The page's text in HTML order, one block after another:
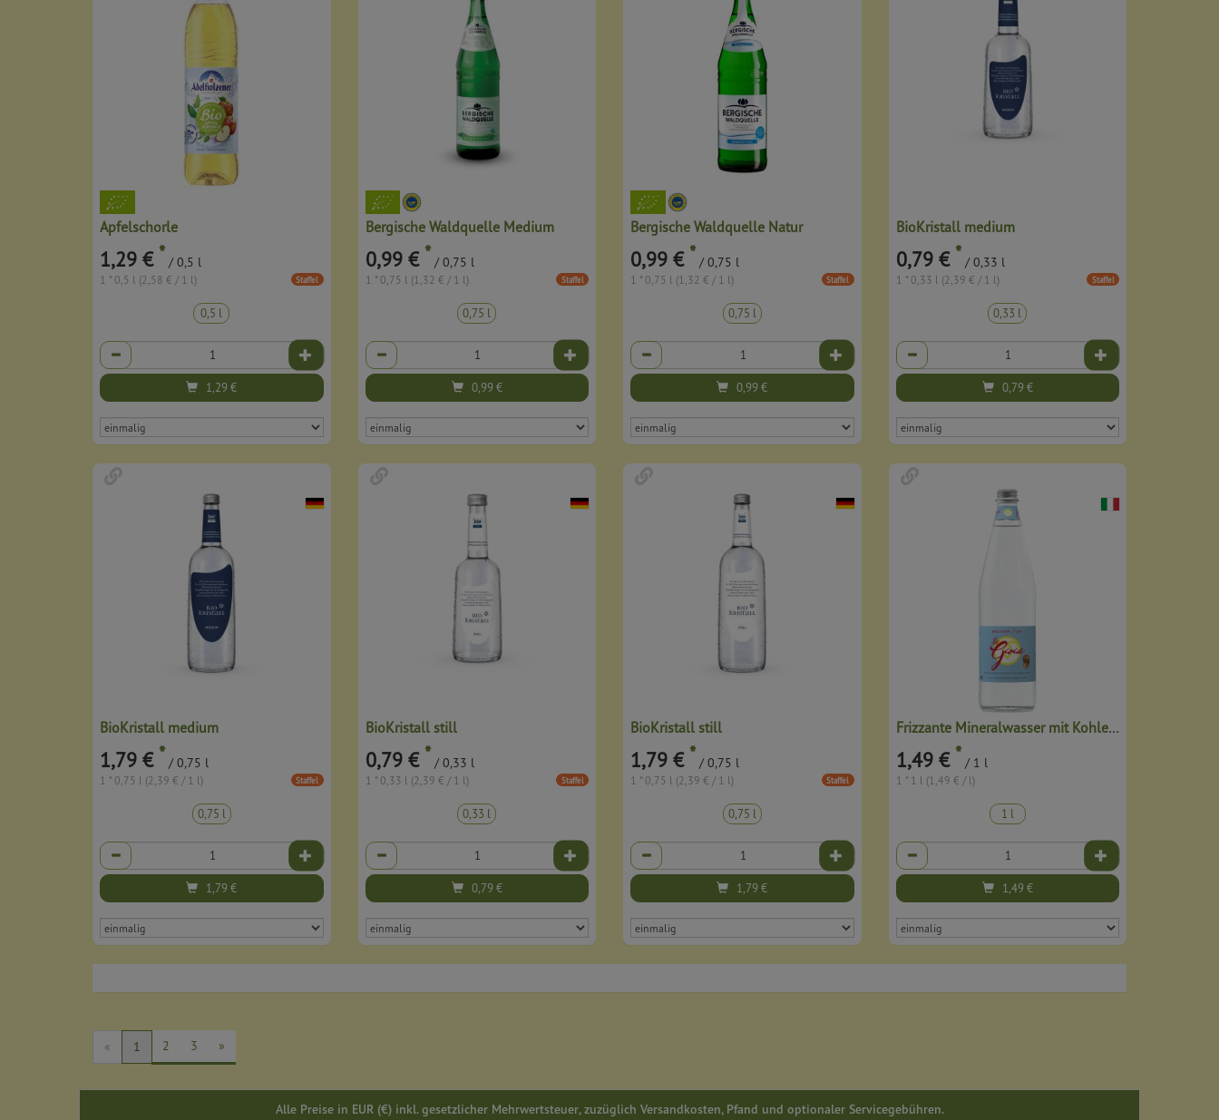
Apfelschorle
1,29 € * / 0,5 l
1 * 0,5 l (2,58 € / 1 l) Staffel
0,5 l
Anzahl
1,29€
Bergische Waldquelle Medium
0,99 €* / 0,75 l
1 * 0,75 l (1,32 € / 1 l) Staffel
0,75 l
Anzahl
0,99€
Bergische Waldquelle Natur
0,99 € * / 0,75 l
1 * 0,75 l (1,32 € / 1 l) Staffel
0,75 l
Anzahl
0,99€
BioKristall medium
0,79 €* / 0,33 l
1 * 0,33 l (2,39 € / 1 l) Staffel
0,33 l
Anzahl
0,79€
BioKristall medium
1,79 € * / 0,75 l
1 * 0,75 l (2,39 € / 1 l) Staffel
0,75 l
Anzahl
1,79€
BioKristall still
0,79 €* / 0,33 l
1 * 0,33 l (2,39 € / 1 l) Staffel
0,33 l
Anzahl
0,79€
BioKristall still
1,79 € * / 0,75 l
1 * 0,75 l (2,39 € / 1 l) Staffel
0,75 l
Anzahl
1,79€
Frizzante Mineralwasser mit Kohlensäure besonders
1,49 €* / 1 l
1 * 1 l (1,49 € / l)
1 l
Anzahl
1,49€
« 1 2 3 »
Alle Preise in EUR (€) inkl. gesetzlicher Mehrwertsteuer, zuzüglich Versandkosten, Pfand und optionaler Servicegebühren.